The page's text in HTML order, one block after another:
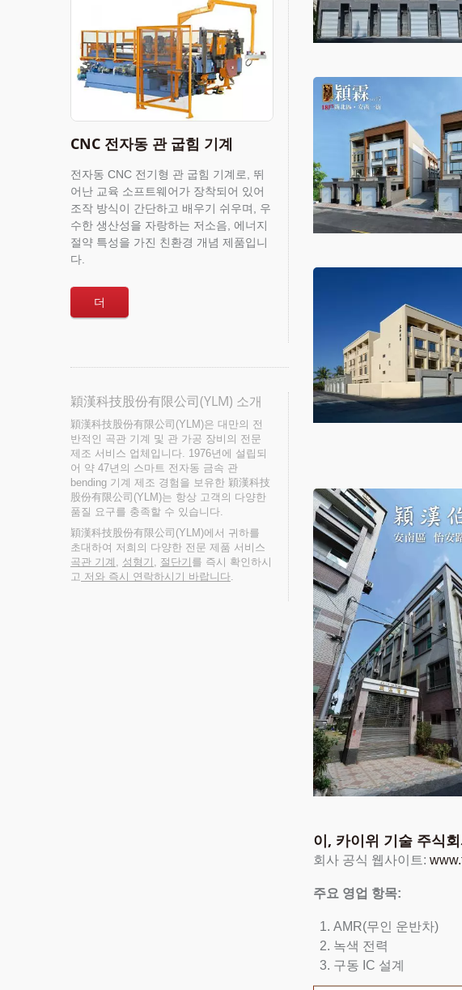
CNC 전자동 관 굽힘 기계
전자동 CNC 전기형 관 굽힘 기계로, 뛰
어난 교육 소프트웨어가 장착되어 있어
조작 방식이 간단하고 배우기 쉬우며, 우
수한 생산성을 자랑하는 저소음, 에너지
절약 특성을 가진 친환경 개념 제품입니
다.
더
穎漢科技股份有限公司(YLM) 소개
穎漢科技股份有限公司(YLM)은 대만의 전
반적인 곡관 기계 및 관 가공 장비의 전문
제조 서비스 업체입니다. 1976년에 설립되
어 약 47년의 스마트 전자동 금속 관
bending 기계 제조 경험을 보유한 穎漢科技
股份有限公司(YLM)는 항상 고객의 다양한
품질 요구를 충족할 수 있습니다.
穎漢科技股份有限公司(YLM)에서 귀하를
초대하여 저희의 다양한 전문 제품 서비스
곡관 기계 , 성형기 , 절단기 를 즉시 확인하시
고 저와 즉시 연락하시기 바랍니다.
이, 카이위 기술 주식
회사 공식 웹사이트:
주요 영업 항목:
AMR(무인 운반차)
녹색 전력
구동 IC 설계